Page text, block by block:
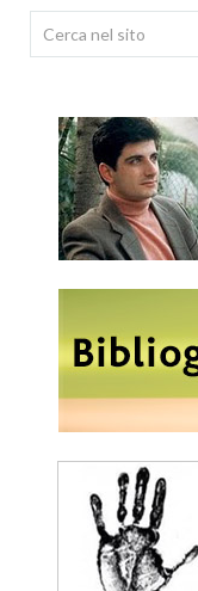
Cerca...